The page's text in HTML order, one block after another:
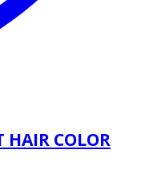
HAIR COLOR